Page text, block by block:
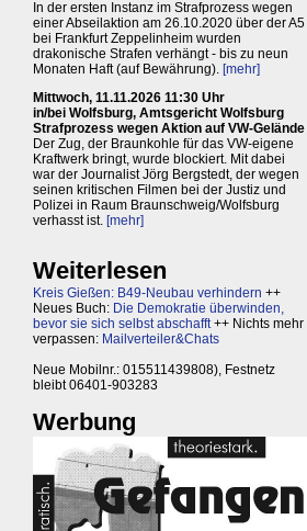
In der ersten Instanz im Strafprozess wegen
einer Abseilaktion am 26.10.2020 über der A5
bei Frankfurt Zeppelinheim wurden
drakonische Strafen verhängt - bis zu neun
Monaten Haft (auf Bewährung). [mehr]
Mittwoch, 11.11.2026 11:30 Uhr
in/bei Wolfsburg, Amtsgericht Wolfsburg
Strafprozess wegen Aktion auf VW-Gelände
Der Zug, der Braunkohle für das VW-eigene
Kraftwerk bringt, wurde blockiert. Mit dabei
war der Journalist Jörg Bergstedt, der wegen
seinen kritischen Filmen bei der Justiz und
Polizei in Raum Braunschweig/Wolfsburg
verhasst ist. [mehr]
Weiterlesen
Kreis Gießen: B49-Neubau verhindern ++
Neues Buch: Die Demokratie überwinden,
bevor sie sich selbst abschafft++ Nichts mehr
verpassen: Mailverteiler&Chats
Neue Mobilnr.: 015511439808), Festnetz
bleibt 06401-903283
Werbung